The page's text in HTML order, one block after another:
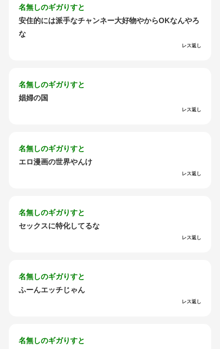
名無しのギガりすと
安住的には派手なチャンネー大好物やからOKなんやろ
な
レス返し
名無しのギガりすと
娼婦の国
レス返し
名無しのギガりすと
エロ漫画の世界やんけ
レス返し
名無しのギガりすと
セックスに特化してるな
レス返し
名無しのギガりすと
ふーんエッチじゃん
レス返し
名無しのギガりすと